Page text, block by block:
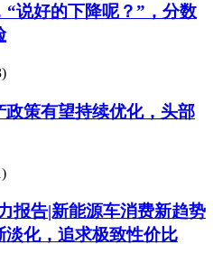
“说好的下降呢？”，分数
策有望持续优化，头部
报告|新能源车消费新趋势
化，追求极致性价比